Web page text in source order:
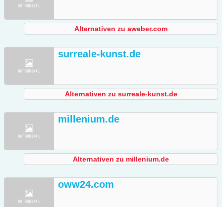
Alternativen zu aweber.com
surreale-kunst.de
Alternativen zu surreale-kunst.de
millenium.de
Alternativen zu millenium.de
oww24.com